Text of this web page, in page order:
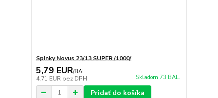
Spinky Novus 23/13 SUPER /1000/
5,79 EUR/BAL.
4,71 EUR bez DPH Skladom 73 BAL.
Pridať do košíka